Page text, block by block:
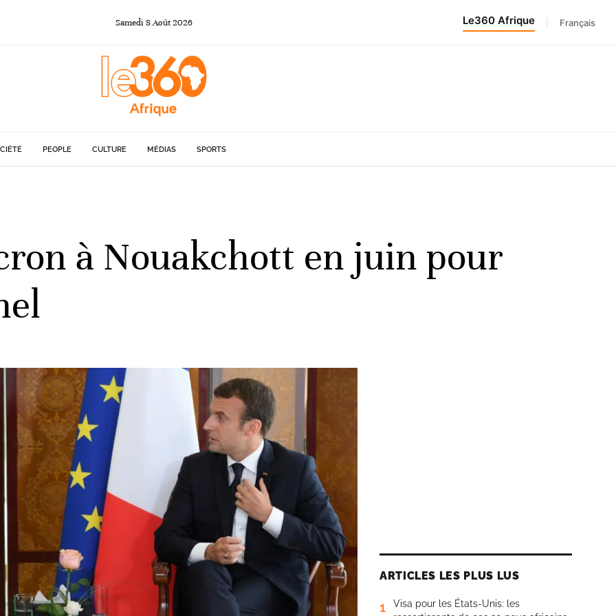
Samedi 8Août2026 Le360 Afrique Français
PEOPLE CULTURE MÉDIAS SPORTS
à Nouakchott en juin pour
ARTICLES LES PLUS LUS
1
Visa pour les États-Unis: les